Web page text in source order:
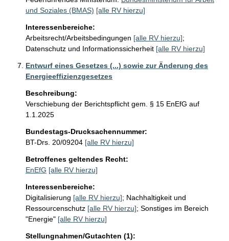
und Soziales (BMAS) [alle RV hierzu]
Interessenbereiche:
Arbeitsrecht/Arbeitsbedingungen [alle RV hierzu];
Datenschutz und Informationssicherheit [alle RV hierzu]
Entwurf eines Gesetzes (...) sowie zur Änderung des
Energieeffizienzgesetzes
Beschreibung:
Verschiebung der Berichtspflicht gem. § 15 EnEfG auf
1.1.2025
Bundestags-Drucksachennummer:
BT-Drs. 20/09204 [alle RV hierzu]
Betroffenes geltendes Recht:
EnEfG [alle RV hierzu]
Interessenbereiche:
Digitalisierung [alle RV hierzu]; Nachhaltigkeit und
Ressourcenschutz [alle RV hierzu]; Sonstiges im Bereich
"Energie" [alle RV hierzu]
Stellungnahmen/Gutachten (1):